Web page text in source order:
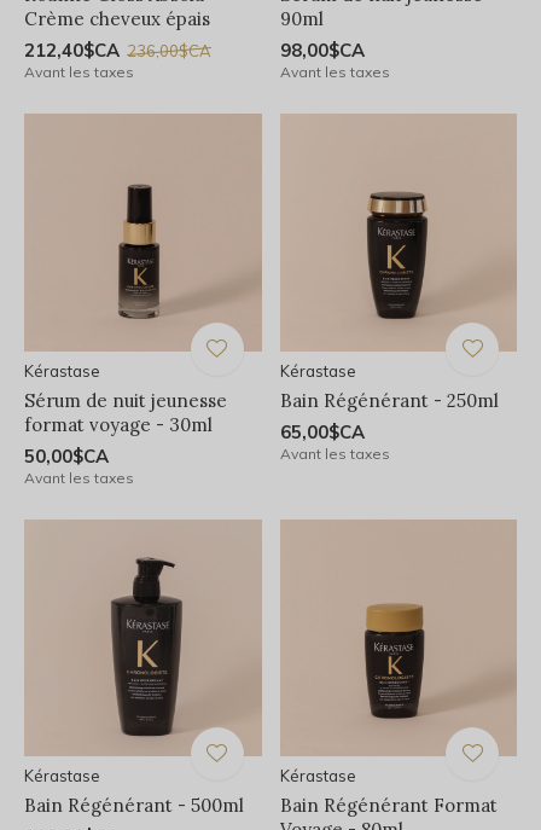
Crème cheveux épais
212,40$CA 236,00$CA
Avant les taxes
90ml
98,00$CA
Avant les taxes
Kérastase
Sérum de nuit jeunesse
format voyage - 30ml
50,00$CA
Avant les taxes
Kérastase
Bain Régénérant - 250ml
65,00$CA
Avant les taxes
Kérastase
Bain Régénérant - 500ml
Kérastase
Bain Régénérant Format